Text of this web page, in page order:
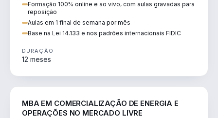
Formação 100% online e ao vivo, com aulas gravadas para
reposição
Aulas em 1 final de semana por mês
Base na Lei 14.133 e nos padrões internacionais FIDIC
DURAÇÃO
12 meses
MBA EM COMERCIALIZAÇÃO DE ENERGIA E
OPERAÇÕES NO MERCADO LIVRE